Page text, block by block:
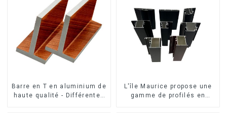
Barre en T en aluminium de
haute qualité - Différentes
L'île Maurice propose une
gamme de profilés en